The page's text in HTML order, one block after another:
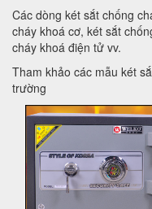
Các dòng két sắt chống
cháy khoá cơ, két sắt
cháy khoá điện tử vv.
Tham khảo các mẫu két
trường